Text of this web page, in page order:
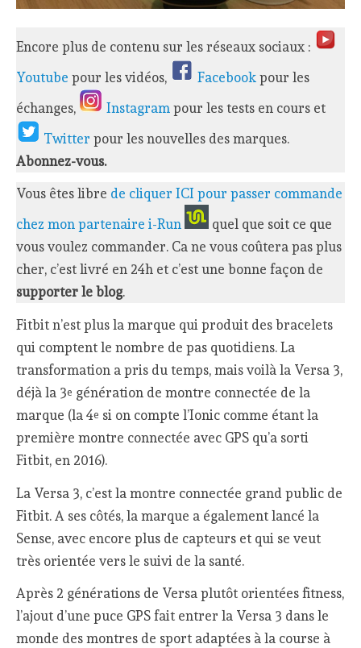
Encore plus de contenu sur les réseaux sociaux :
Youtube pour les vidéos, Facebookpour les
échanges,
Instagrampour les tests en cours et
Twitterpour les nouvelles des marques.
Abonnez-vous.
Vous êtes libre de cliquer ICI pour passer commande
chez mon partenaire i-Run
quel que soit ce que
vous voulez commander. Ca ne vous coûtera pas plus
cher, c’est livré en 24h et c’est une bonne façon de
supporter le blog.
Fitbit n’est plus la marque qui produit des bracelets
qui comptent le nombre de pas quotidiens. La
transformation a pris du temps, mais voilà la Versa 3,
déjà la 3e génération de montre connectée de la
marque (la 4e si on compte l’Ionic comme étant la
première montre connectée avec GPS qu’a sorti
Fitbit, en 2016).
La Versa 3, c’est la montre connectée grand public de
Fitbit. A ses côtés, la marque a également lancé la
Sense, avec encore plus de capteurs et qui se veut
très orientée vers le suivi de la santé.
Après 2 générations de Versa plutôt orientées fitness,
l’ajout d’une puce GPS fait entrer la Versa 3 dans le
monde des montres de sport adaptées à la course à